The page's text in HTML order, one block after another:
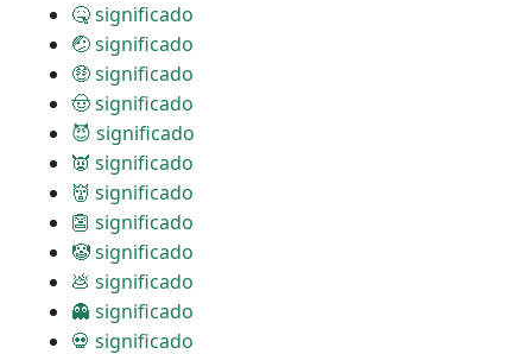
🤒 significado
🤕 significado
🤑 significado
🤠 significado
😈 significado
👿 significado
👹 significado
👺 significado
🤡 significado
💩 significado
👻 significado
💀 significado